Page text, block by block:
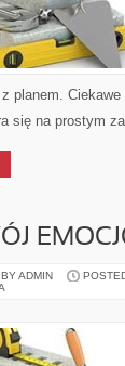
planem.
się na prostym
ADMIN